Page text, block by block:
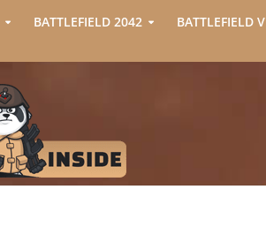
BATTLEFIELD 2042 BATTLEFIELD V